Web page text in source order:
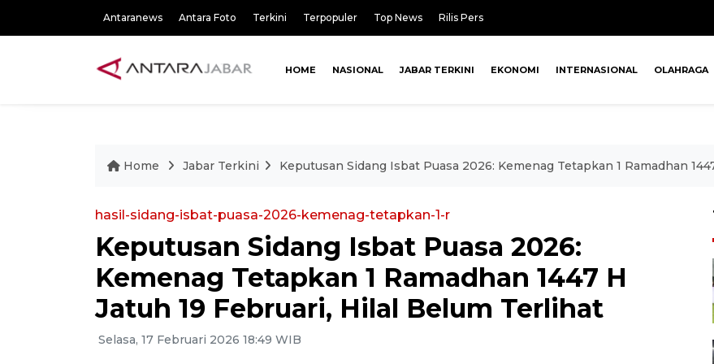
Antaranews Antara Foto Terkini Terpopuler Top News Rilis Pers
HOME NASIONAL JABAR TERKINI EKONOMI INTERNASIONAL OLAHRAGA
Home Jabar Terkini Keputusan Sidang Isbat Puasa 2026: Kemenag Tetapkan 1 Ramadhan
hasil-sidang-isbat-puasa-2026-kemenag-tetapkan-1-r
Keputusan Sidang Isbat Puasa 2026:
Kemenag Tetapkan 1 Ramadhan 1447 H
Jatuh 19 Februari, Hilal Belum Terlihat
Selasa, 17 Februari 2026 18:49 WIB